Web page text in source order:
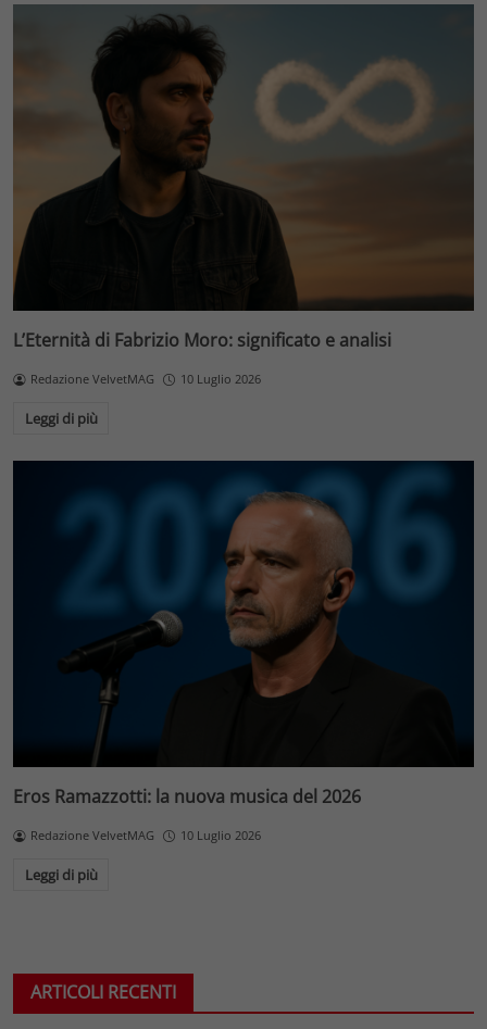
L’Eternità di Fabrizio Moro: significato e analisi
Redazione VelvetMAG 10 Luglio 2026
Leggi di più
Eros Ramazzotti: la nuova musica del 2026
Redazione VelvetMAG 10 Luglio 2026
Leggi di più
ARTICOLI RECENTI